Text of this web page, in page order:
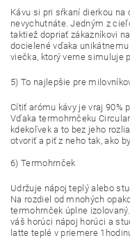
Kávu si pri sŕkaní dierkou
nevychutnáte. Jedným z
taktiež dopriať zákazníkovi
docielené vďaka
viečka, ktorý verne simuluje
5) To najlepšie pre
Cítiť arómu kávy je vraj 90%
Vďaka termohrnčeku
kdekoľvek a to bez jeho
otvoriť a piť z neho tak, ako
6) Termohrnček
Udržuje nápoj teplý alebo
Na rozdiel od mnohých
termohrnček úplne
váš horúci nápoj horúci a
latte teplé v priemere